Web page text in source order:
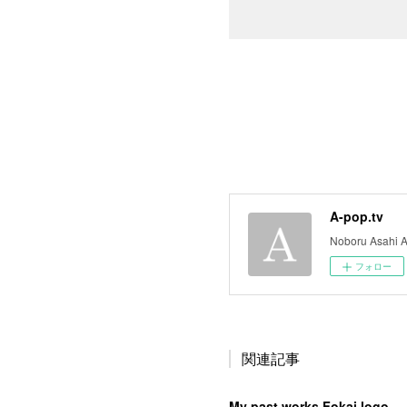
A-pop.tv
Noboru Asahi
フォロー
関連記事